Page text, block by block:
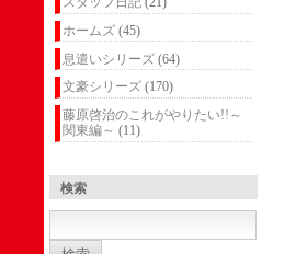
ホームズ (45)
息遣いシリーズ (64)
文豪シリーズ (170)
藤原啓治のこれがやりたい!!～
関東編～ (11)
検索
検